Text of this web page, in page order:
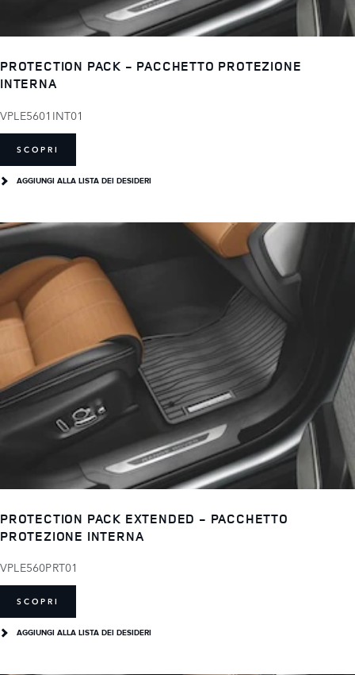
PROTECTION PACK - PACCHETTO PROTEZIONE
INTERNA
VPLE5601INT01
SCOPRI
AGGIUNGI ALLA LISTA DEI DESIDERI
PROTECTION PACK EXTENDED - PACCHETTO
PROTEZIONE INTERNA
VPLE560PRT01
SCOPRI
AGGIUNGI ALLA LISTA DEI DESIDERI